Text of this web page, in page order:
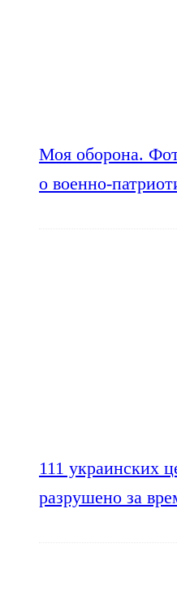
Моя оборона.
о военно-
111 украинских
разрушено за